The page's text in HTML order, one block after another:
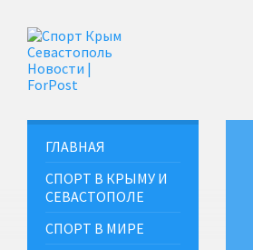
ГЛАВНАЯ
СПОРТ В КРЫМУ И
СЕВАСТОПОЛЕ
СПОРТ В МИРЕ